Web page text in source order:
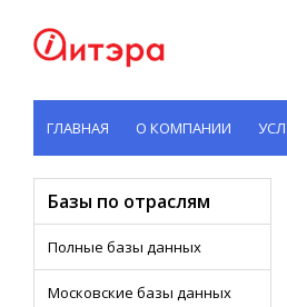
ГЛАВНАЯ О КОМПАНИИ
КОНТАКТЫ
Базы по отраслям
Полные базы данных
Московские базы данных